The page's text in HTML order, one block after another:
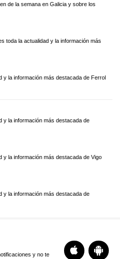
de la semana en Galicia y sobre los
toda la actualidad y la información más
y la información más destacada de Ferrol
y la información más destacada de
y la información más destacada de Vigo
y la información más destacada de
y no te